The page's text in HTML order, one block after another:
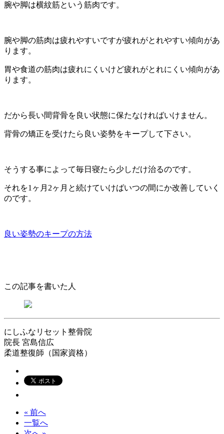
腕や脚は横紋筋という筋肉です。
腕や脚の筋肉は疲れやすいですが疲れがとれやすい傾向があ
ります。
胃や食道の筋肉は疲れにくいけど疲れがとれにくい傾向があ
ります。
だから長い間背骨を良い状態に保たなければいけません。
背骨の矯正を受けたら良い姿勢をキープして下さい。
そうする事によって毎日寝たら少しだけ治るのです。
それを1ヶ月2ヶ月と続けていけばいつの間にか改善していく
のです。
良い姿勢のキープの方法
この記事を書いた人
にしふなリセット整骨院
院長 宮島信広
柔道整復師（国家資格）
« 前へ
一覧へ